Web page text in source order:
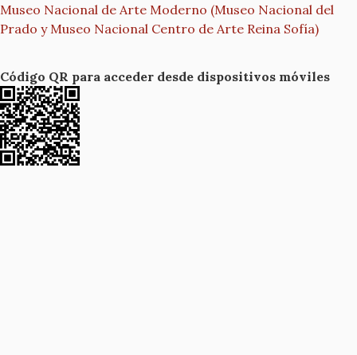
Museo Nacional de Arte Moderno (Museo Nacional del
Prado y Museo Nacional Centro de Arte Reina Sofía)
Código QR para acceder desde dispositivos móviles